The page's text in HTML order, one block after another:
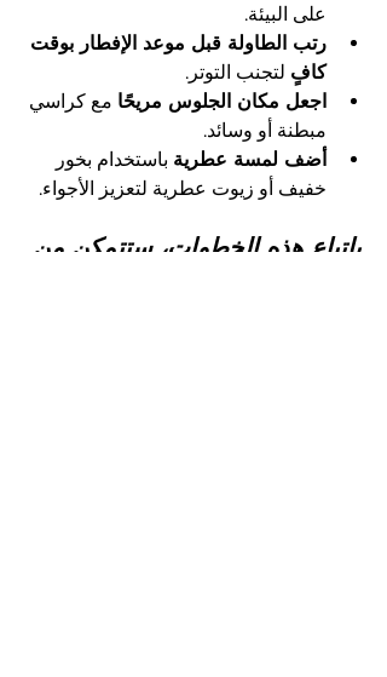
على البيئة.
رتب الطاولة قبل موعد الإفطار بوقت
كافٍ لتجنب التوتر.
اجعل مكان الجلوس مريحًا مع كراسي
مبطنة أو وسائد.
أضف لمسة عطرية باستخدام بخور
خفيف أو زيوت عطرية لتعزيز الأجواء.
باتباع هذه الخطوات، ستتمكن من